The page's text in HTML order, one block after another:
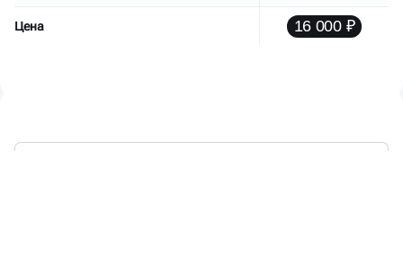
Цена 16 000 ₽